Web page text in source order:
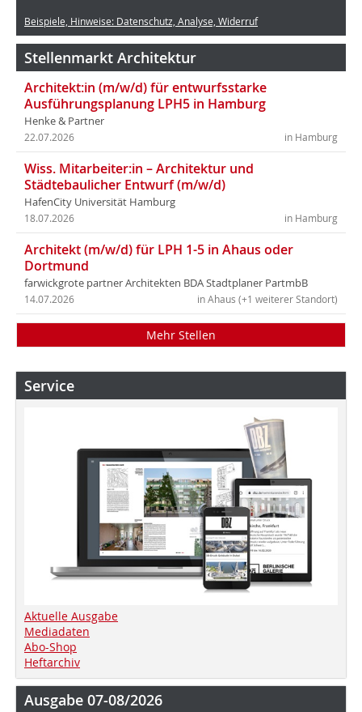
Beispiele, Hinweise: Datenschutz, Analyse, Widerruf
Stellenmarkt Architektur
Architekt:in (m/w/d) für entwurfsstarke
Ausführungsplanung LPH5 in Hamburg
Henke & Partner
in Hamburg
22.07.2026
Wiss. Mitarbeiter:in – Architektur und
Städtebaulicher Entwurf (m/w/d)
HafenCity Universität Hamburg
in Hamburg
18.07.2026
Architekt (m/w/d) für LPH 1-5 in Ahaus oder
Dortmund
farwickgrote partner Architekten BDA Stadtplaner PartmbB
in Ahaus (+1 weiterer Standort)
14.07.2026
Mehr Stellen
Service
Aktuelle Ausgabe
Mediadaten
Abo-Shop
Heftarchiv
Ausgabe 07-08/2026